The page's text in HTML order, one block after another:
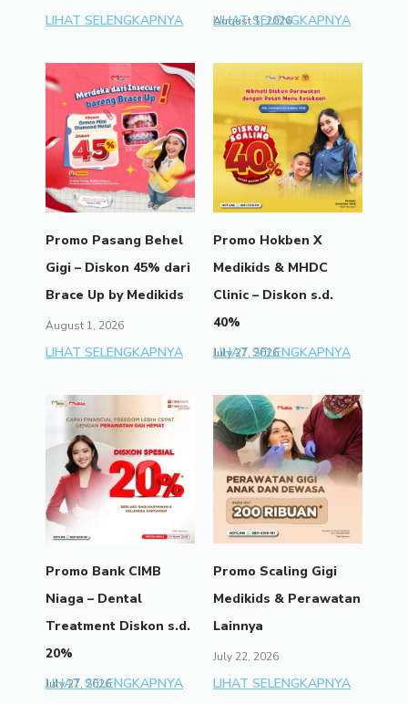
LIHAT SELENGKAPNYA August 1, 2026
LIHAT SELENGKAPNYA
Promo Pasang Behel
Gigi – Diskon 45% dari
Brace Up by Medikids
August 1, 2026
LIHAT SELENGKAPNYA
Promo Hokben X
Medikids & MHDC
Clinic – Diskon s.d.
40%
July 27, 2026
LIHAT SELENGKAPNYA
Promo Bank CIMB
Niaga – Dental
Treatment Diskon s.d.
20%
July 27, 2026
LIHAT SELENGKAPNYA
Promo Scaling Gigi
Medikids & Perawatan
Lainnya
July 22, 2026
LIHAT SELENGKAPNYA